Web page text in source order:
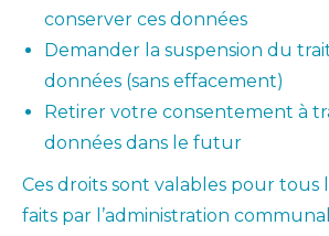
conserver ces données
Demander la suspension du
données (sans effacement)
Retirer votre consentement à
données dans le futur
Ces droits sont valables pour tous
faits par l’administration